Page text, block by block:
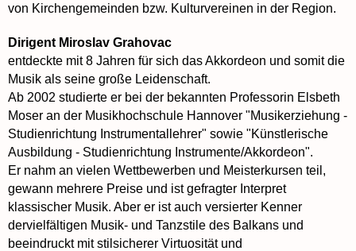
von Kirchengemeinden bzw. Kulturvereinen in der Region.
Dirigent Miroslav Grahovac
entdeckte mit 8 Jahren für sich das Akkordeon und somit die
Musik als seine große Leidenschaft.
Ab 2002 studierte er bei der bekannten Professorin Elsbeth
Moser an der Musikhochschule Hannover "Musikerziehung -
Studienrichtung Instrumentallehrer" sowie "Künstlerische
Ausbildung - Studienrichtung Instrumente/Akkordeon".
Er nahm an vielen Wettbewerben und Meisterkursen teil,
gewann mehrere Preise und ist gefragter Interpret
klassischer Musik. Aber er ist auch versierter Kenner
dervielfältigen Musik- und Tanzstile des Balkans und
beeindruckt mit stilsicherer Virtuosität und